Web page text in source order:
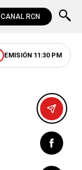
CANAL RCN
EMISIÓN 11:30 PM